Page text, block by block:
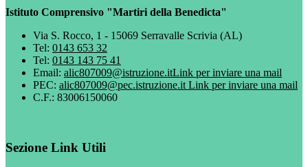
Istituto Comprensivo "Martiri della Benedicta"
Via S. Rocco, 1 - 15069 Serravalle Scrivia (AL)
Tel: 0143 653 32
Tel: 0143 143 75 41
Email: alic807009@istruzione.itLink per inviare una mail
PEC: alic807009@pec.istruzione.it Link per inviare una mail
C.F.: 83006150060
Sezione Link Utili